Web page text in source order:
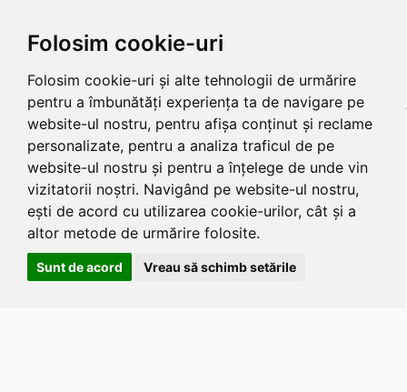
Folosim cookie-uri
Folosim cookie-uri și alte tehnologii de urmărire
pentru a îmbunătăți experiența ta de navigare pe
website-ul nostru, pentru afișa conținut și reclame
personalizate, pentru a analiza traficul de pe
website-ul nostru și pentru a înțelege de unde vin
vizitatorii noștri. Navigând pe website-ul nostru,
ești de acord cu utilizarea cookie-urilor, cât și a
altor metode de urmărire folosite.
Sunt de acord Vreau să schimb setările